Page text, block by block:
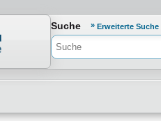
Suche Erweiterte Suche